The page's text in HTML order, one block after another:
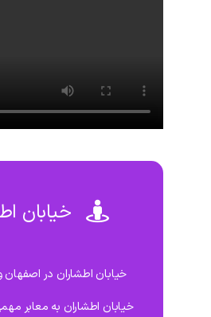
خیابان
خیابان اطشاران در
خیابان اطشاران به معابر